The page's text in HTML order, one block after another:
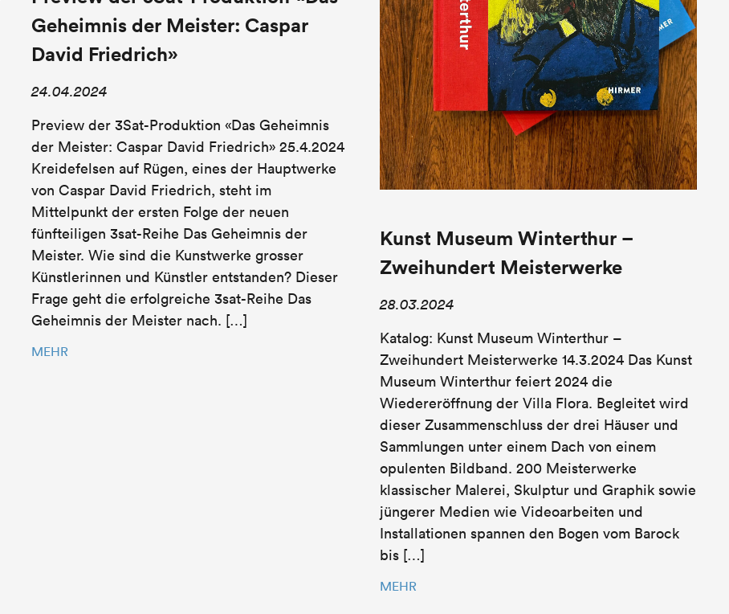
Geheimnis der Meister: Caspar
David Friedrich»
24.04.2024
Preview der 3Sat-Produktion «Das Geheimnis
der Meister: Caspar David Friedrich» 25.4.2024
Kreidefelsen auf Rügen, eines der Hauptwerke
von Caspar David Friedrich, steht im
Mittelpunkt der ersten Folge der neuen
fünfteiligen 3sat-Reihe Das Geheimnis der
Meister. Wie sind die Kunstwerke grosser
Künstlerinnen und Künstler entstanden? Dieser
Frage geht die erfolgreiche 3sat-Reihe Das
Geheimnis der Meister nach. […]
MEHR
Kunst Museum Winterthur –
Zweihundert Meisterwerke
28.03.2024
Katalog: Kunst Museum Winterthur –
Zweihundert Meisterwerke 14.3.2024 Das Kunst
Museum Winterthur feiert 2024 die
Wiedereröffnung der Villa Flora. Begleitet wird
dieser Zusammenschluss der drei Häuser und
Sammlungen unter einem Dach von einem
opulenten Bildband. 200 Meisterwerke
klassischer Malerei, Skulptur und Graphik sowie
jüngerer Medien wie Videoarbeiten und
Installationen spannen den Bogen vom Barock
bis […]
MEHR